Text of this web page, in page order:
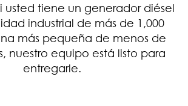
usted tiene un generador diésel
industrial de más de 1,000
más pequeña de menos de
nuestro equipo está listo para
entregarle.